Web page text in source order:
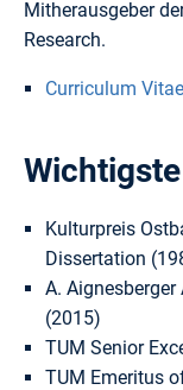
Mitherausgeber
Research.
Curriculum Vitae
Kulturpreis
Dissertation
A.
(2015)
TUM Senior
TUM Emeritus